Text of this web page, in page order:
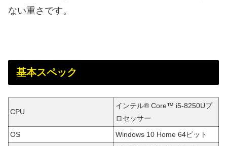
ない重さです。
基本スペック
CPU
インテル® Core™ i5-8250Uプ
ロセッサー
OS
Windows 10 Home 64ビット